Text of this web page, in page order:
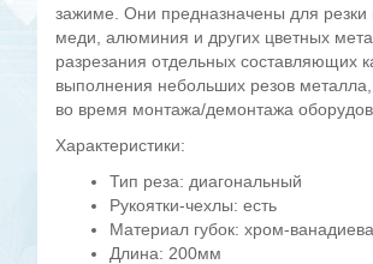
зажиме. Они предназначены для резки
меди, алюминия и других цветных
разрезания отдельных составляющих
выполнения небольших резов
во время монтажа/демонтажа
Характеристики:
Тип реза: диагональный
Рукоятки-чехлы: есть
Материал губок: хром-
Длина: 200мм